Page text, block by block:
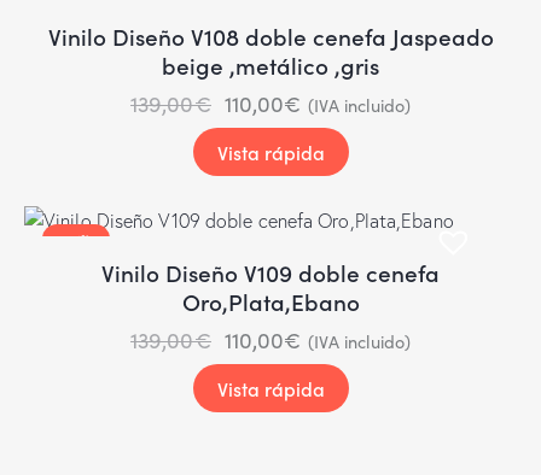
Vinilo Diseño V108 doble cenefa Jaspeado
beige ,metálico ,gris
139,00€ 110,00€ (IVA incluido)
Vista rápida
-21%
Vinilo Diseño V109 doble cenefa
Oro,Plata,Ebano
139,00€ 110,00€ (IVA incluido)
Vista rápida